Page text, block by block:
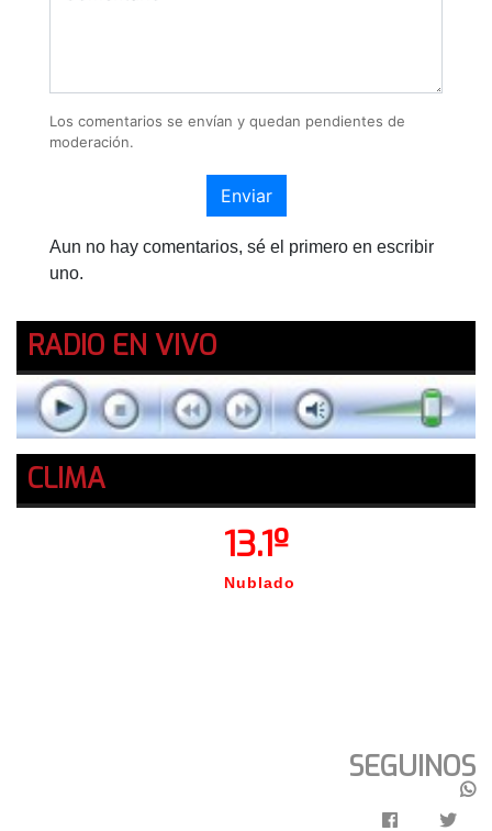
Los comentarios se envían y quedan pendientes de
moderación.
Enviar
Aun no hay comentarios, sé el primero en escribir
uno.
RADIO EN VIVO
CLIMA
13.1º
Nublado
SEGUINOS